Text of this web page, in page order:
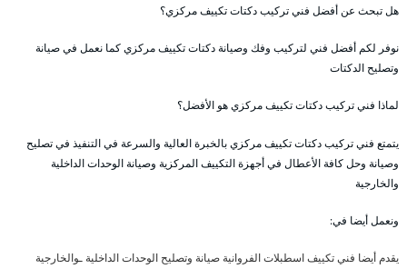
هل تبحث عن أفضل فني تركيب دكتات تكييف مركزي؟
نوفر لكم أفضل فني لتركيب وفك وصيانة دكتات تكييف مركزي كما نعمل في صيانة
وتصليح الدكتات
لماذا فني تركيب دكتات تكييف مركزي هو الأفضل؟
يتمتع فني تركيب دكتات تكييف مركزي بالخبرة العالية والسرعة في التنفيذ في تصليح
وصيانة وحل كافة الأعطال في أجهزة التكييف المركزية وصيانة الوحدات الداخلية
والخارجية
ونعمل أيضا في:
يقدم أيضا فني تكييف اسطبلات الفروانية صيانة وتصليح الوحدات الداخلية ـوالخارجية